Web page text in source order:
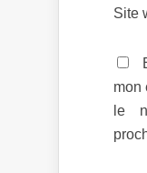
Site
mon
le